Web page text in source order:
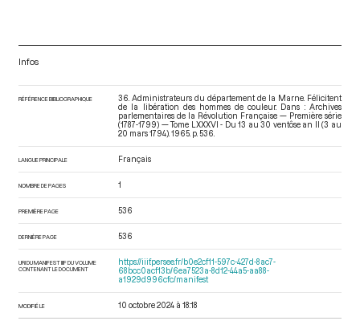
Infos
RÉFÉRENCE BIBLIOGRAPHIQUE
36. Administrateurs du département de la Marne. Félicitent
de la libération des hommes de couleur. Dans : Archives
parlementaires de la Révolution Française — Première série
(1787-1799) — Tome LXXXVI - Du 13 au 30 ventôse an II (3 au
20 mars 1794) . 1965. p. 536.
LANGUE PRINCIPALE Français
NOMBRE DE PAGES 1
PREMIÈRE PAGE 536
DERNIÈRE PAGE 536
URI DU MANIFEST IIIF DU VOLUME
CONTENANT LE DOCUMENT
https://iiif.persee.fr/b0e2cf11-597c-427d-8ac7-
68bcc0acf13b/6ea7523a-8d12-44a5-aa88-
a1929d996cfc/manifest
MODIFIÉ LE 10 octobre 2024 à 18:18